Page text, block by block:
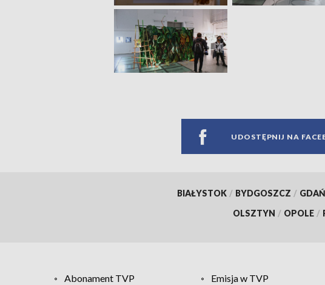
UDOSTĘPNIJ NA
BIAŁYSTOK / BYDGOSZCZ /
OLSZTYN / OPOLE /
Abonament TVP Emisja w TVP